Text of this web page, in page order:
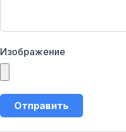
Изображение
Отправить